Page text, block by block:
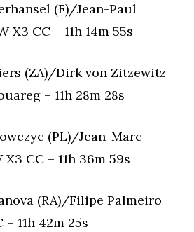
(F)/Jean-Paul
X3 CC – 11h 14m 55s
(ZA)/Dirk von Zitzewitz
– 11h 28m 28s
(PL)/Jean-Marc
CC – 11h 36m 59s
(RA)/Filipe Palmeiro
– 11h 42m 25s